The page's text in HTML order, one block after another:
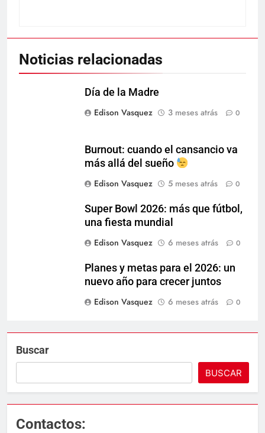
Noticias relacionadas
Día de la Madre
Edison Vasquez
3 meses atrás 0
Burnout: cuando el cansancio va
más allá del sueño
Edison Vasquez
5 meses atrás 0
Super Bowl 2026: más que fútbol,
una fiesta mundial
Edison Vasquez
6 meses atrás 0
Planes y metas para el 2026: un
nuevo año para crecer juntos
Edison Vasquez
6 meses atrás 0
Buscar
BUSCAR
Contactos: